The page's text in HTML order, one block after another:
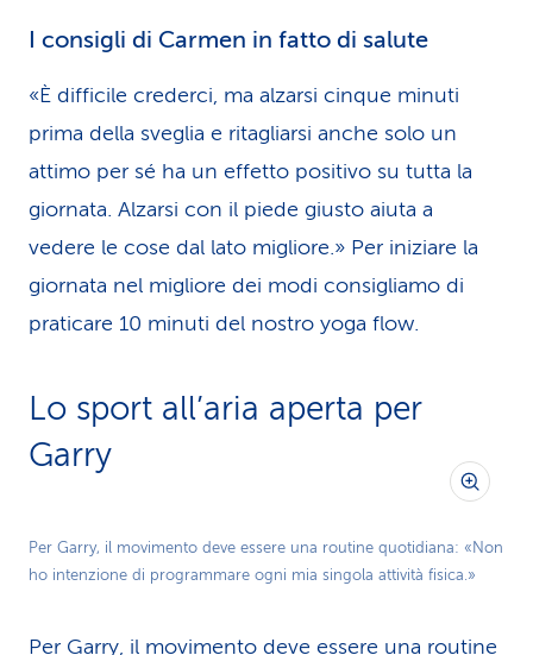
I consigli di Carmen in fatto di salute
«È difficile crederci, ma alzarsi cinque minuti
prima della sveglia e ritagliarsi anche solo un
attimo per sé ha un effetto positivo su tutta la
giornata. Alzarsi con il piede giusto aiuta a
vedere le cose dal lato migliore.» Per iniziare la
giornata nel migliore dei modi consigliamo di
praticare 10 minuti del nostro yoga flow.
Lo sport all’aria aperta per
Garry
Per Garry, il movimento deve essere una routine quotidiana: «Non
ho intenzione di programmare ogni mia singola attività fisica.»
Per Garry, il movimento deve essere una routine